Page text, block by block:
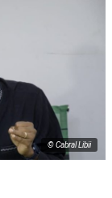
© Cabral Libii